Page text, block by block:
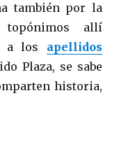
también por la
topónimos allí
a los apellidos
Plaza, se sabe
historia,